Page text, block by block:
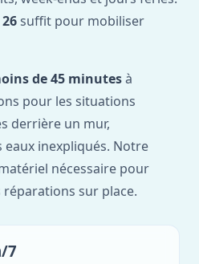
suffit pour mobiliser
de 45 minutesà
pour les situations
derrière un mur,
inexpliqués. Notre
nécessaire pour
sur place.
7